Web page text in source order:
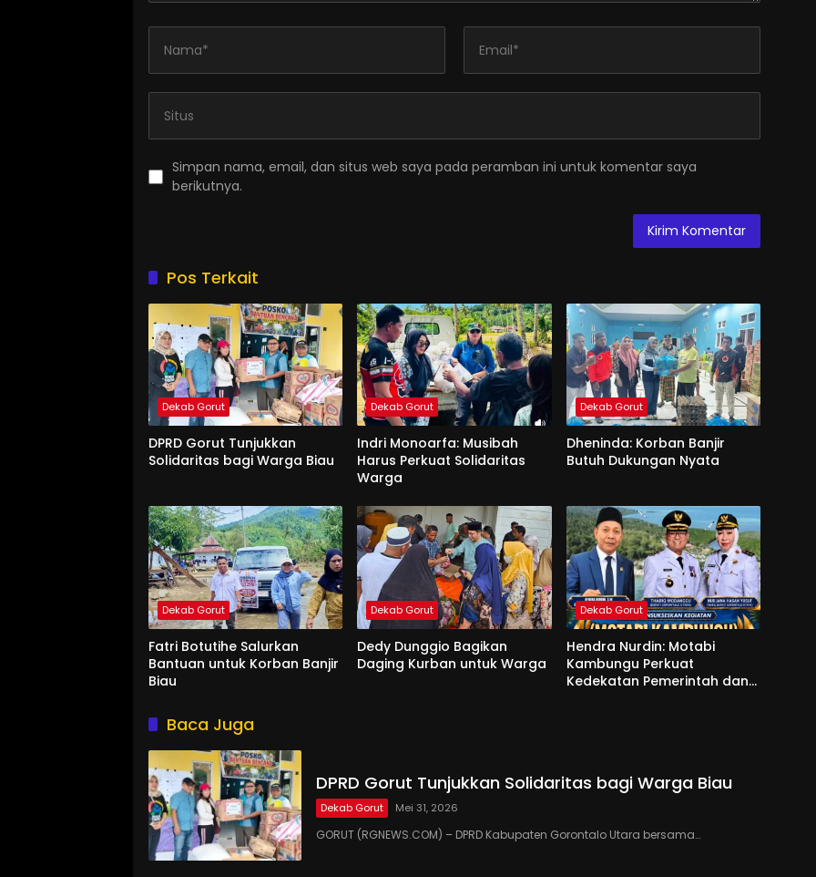
Simpan nama, email, dan situs web saya pada peramban ini untuk komentar saya
berikutnya.
Pos Terkait
Dekab Gorut
DPRD Gorut Tunjukkan
Solidaritas bagi Warga Biau
Dekab Gorut
Indri Monoarfa: Musibah
Harus Perkuat Solidaritas
Warga
Dekab Gorut
Dheninda: Korban Banjir
Butuh Dukungan Nyata
Dekab Gorut
Fatri Botutihe Salurkan
Bantuan untuk Korban Banjir
Biau
Dekab Gorut
Dedy Dunggio Bagikan
Daging Kurban untuk Warga
Dekab Gorut
Hendra Nurdin: Motabi
Kambungu Perkuat
Kedekatan Pemerintah dan
Baca Juga
DPRD Gorut Tunjukkan Solidaritas bagi Warga Biau
Dekab Gorut Mei 31, 2026
GORUT (RGNEWS.COM) – DPRD Kabupaten Gorontalo Utara bersama…